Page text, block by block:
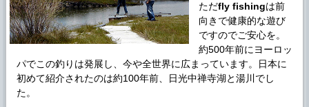
ただfly fishingは前
向きで健康的な遊び
ですのでご安心を。
約500年前にヨーロッ
パでこの釣りは発展し、今や全世界に広まっています。日本に
初めて紹介されたのは約100年前、日光中禅寺湖と湯川でし
た。